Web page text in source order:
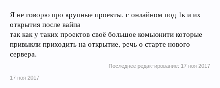
Я не говорю про крупные проекты, с онлайном под 1к и их
открытия после вайпа
так как у таких проектов своё большое комьюнити которые
привыкли приходить на открытие, речь о старте нового
сервера.
Последнее редактирование: 17 ноя 2017
17 ноя 2017